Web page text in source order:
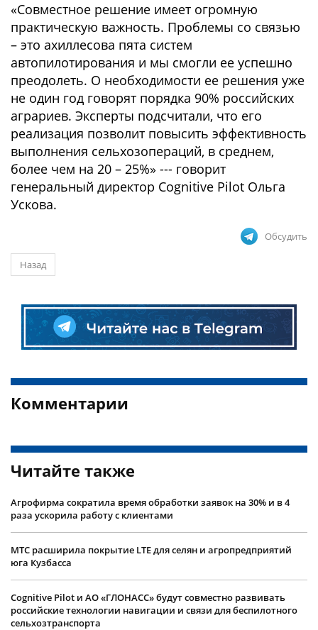
«Совместное решение имеет огромную
практическую важность. Проблемы со связью
– это ахиллесова пята систем
автопилотирования и мы смогли ее успешно
преодолеть. О необходимости ее решения уже
не один год говорят порядка 90% российских
аграриев. Эксперты подсчитали, что его
реализация позволит повысить эффективность
выполнения сельхозопераций, в среднем,
более чем на 20 – 25%» --- говорит
генеральный директор Cognitive Pilot Ольга
Ускова.
Обсудить
Назад
Комментарии
Читайте также
Агрофирма сократила время обработки заявок на 30% и в 4
раза ускорила работу с клиентами
МТС расширила покрытие LTE для селян и агропредприятий
юга Кузбасса
Cognitive Pilot и АО «ГЛОНАСС» будут совместно развивать
российские технологии навигации и связи для беспилотного
сельхозтранспорта